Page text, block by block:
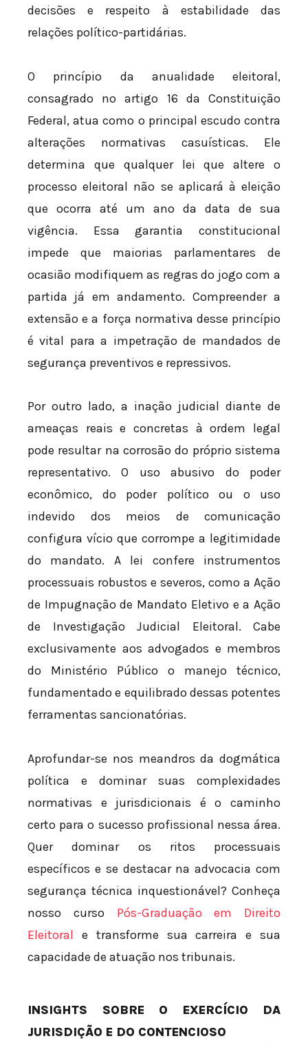
decisões e respeito à estabilidade das
relações político-partidárias.
O princípio da anualidade eleitoral,
consagrado no artigo 16 da Constituição
Federal, atua como o principal escudo contra
alterações normativas casuísticas. Ele
determina que qualquer lei que altere o
processo eleitoral não se aplicará à eleição
que ocorra até um ano da data de sua
vigência. Essa garantia constitucional
impede que maiorias parlamentares de
ocasião modifiquem as regras do jogo com a
partida já em andamento. Compreender a
extensão e a força normativa desse princípio
é vital para a impetração de mandados de
segurança preventivos e repressivos.
Por outro lado, a inação judicial diante de
ameaças reais e concretas à ordem legal
pode resultar na corrosão do próprio sistema
representativo. O uso abusivo do poder
econômico, do poder político ou o uso
indevido dos meios de comunicação
configura vício que corrompe a legitimidade
do mandato. A lei confere instrumentos
processuais robustos e severos, como a Ação
de Impugnação de Mandato Eletivo e a Ação
de Investigação Judicial Eleitoral. Cabe
exclusivamente aos advogados e membros
do Ministério Público o manejo técnico,
fundamentado e equilibrado dessas potentes
ferramentas sancionatórias.
Aprofundar-se nos meandros da dogmática
política e dominar suas complexidades
normativas e jurisdicionais é o caminho
certo para o sucesso profissional nessa área.
Quer dominar os ritos processuais
específicos e se destacar na advocacia com
segurança técnica inquestionável? Conheça
nosso curso Pós-Graduação em Direito
Eleitoral e transforme sua carreira e sua
capacidade de atuação nos tribunais.
INSIGHTS SOBRE O EXERCÍCIO DA
JURISDIÇÃO E DO CONTENCIOSO